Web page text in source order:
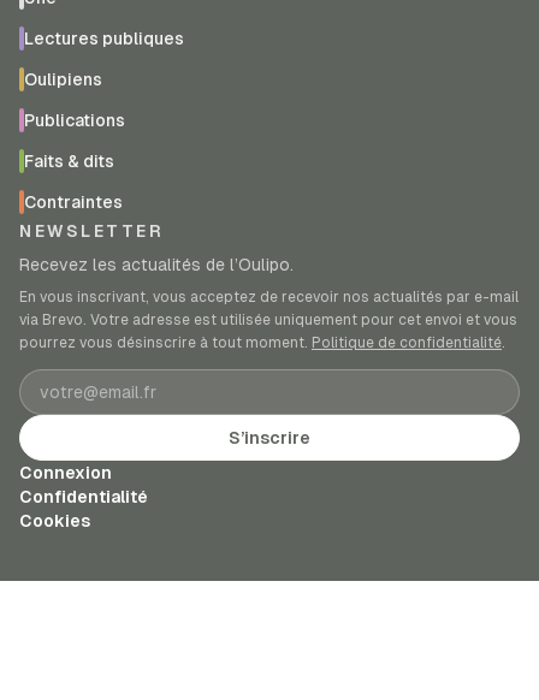
Lectures publiques
Oulipiens
Publications
Faits & dits
Contraintes
NEWSLETTER
Recevez les actualités de l’Oulipo.
En vous inscrivant, vous acceptez de recevoir nos actualités par e-mail
via Brevo. Votre adresse est utilisée uniquement pour cet envoi et vous
pourrez vous désinscrire à tout moment. Politique de confidentialité.
Adresse e-mail
S’inscrire
Connexion
Confidentialité
Cookies